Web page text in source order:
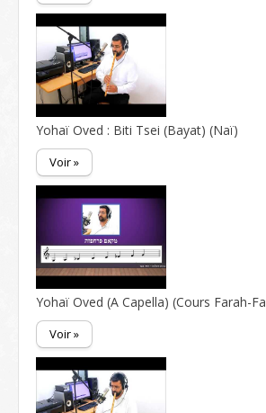
Yohaï Oved : Biti Tsei (Bayat) (Naï)
Voir »
Yohaï Oved (A Capella) (Cours Farah-
Voir »